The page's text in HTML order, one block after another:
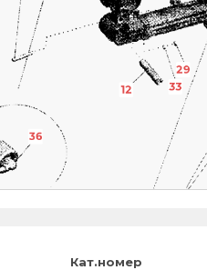
29
33
36
12
Кат.номер